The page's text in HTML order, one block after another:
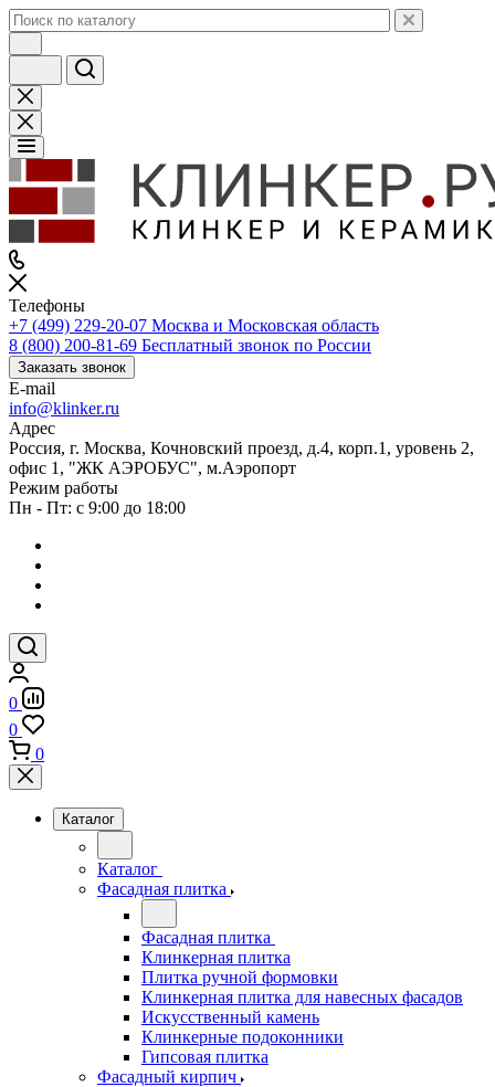
Телефоны
+7 (499) 229-20-07 Москва и Московская область
8 (800) 200-81-69 Бесплатный звонок по России
Заказать звонок
E-mail
info@klinker.ru
Адрес
Россия, г. Москва, Кочновский проезд, д.4, корп.1, уровень 2,
офис 1, "ЖК АЭРОБУС", м.Аэропорт
Режим работы
Пн - Пт: с 9:00 до 18:00
0
0
0
Каталог
Каталог
Фасадная плитка
Фасадная плитка
Клинкерная плитка
Плитка ручной формовки
Клинкерная плитка для навесных фасадов
Искусственный камень
Клинкерные подоконники
Гипсовая плитка
Фасадный кирпич